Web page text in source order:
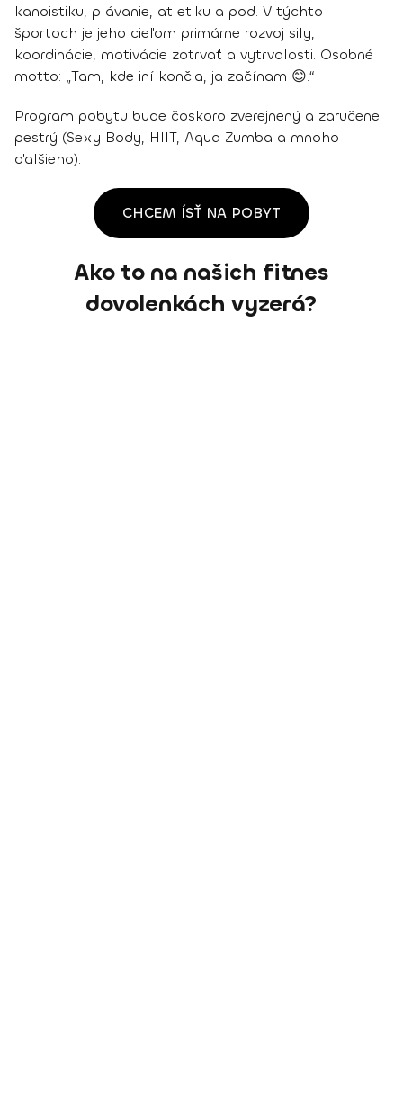
kanoistiku, plávanie, atletiku a pod. V týchto
športoch je jeho cieľom primárne rozvoj sily,
koordinácie, motivácie zotrvať a vytrvalosti. Osobné
motto: „Tam, kde iní končia, ja začínam 😊.“
Program pobytu bude čoskoro zverejnený a zaručene
pestrý (Sexy Body, HIIT, Aqua Zumba a mnoho
ďalšieho).
CHCEM ÍSŤ NA POBYT
Ako to na našich fitnes
dovolenkách vyzerá?